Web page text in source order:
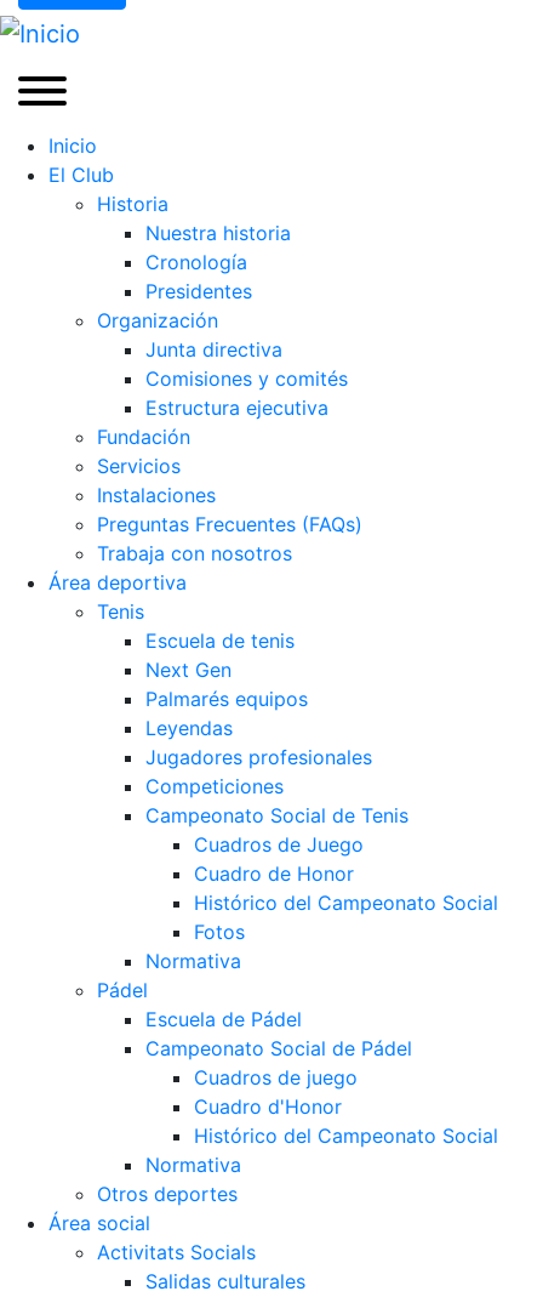
Inicio
El Club
Historia
Nuestra historia
Cronología
Presidentes
Organización
Junta directiva
Comisiones y comités
Estructura ejecutiva
Fundación
Servicios
Instalaciones
Preguntas Frecuentes (FAQs)
Trabaja con nosotros
Área deportiva
Tenis
Escuela de tenis
Next Gen
Palmarés equipos
Leyendas
Jugadores profesionales
Competiciones
Campeonato Social de Tenis
Cuadros de Juego
Cuadro de Honor
Histórico del Campeonato Social
Fotos
Normativa
Pádel
Escuela de Pádel
Campeonato Social de Pádel
Cuadros de juego
Cuadro d'Honor
Histórico del Campeonato Social
Normativa
Otros deportes
Área social
Activitats Socials
Salidas culturales